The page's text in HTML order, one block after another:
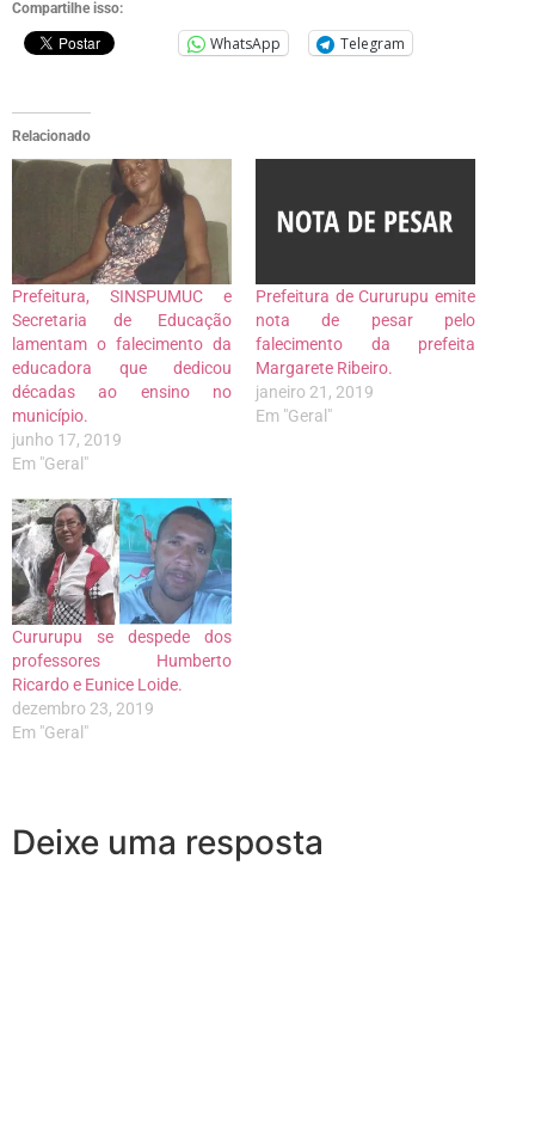
Compartilhe isso:
WhatsApp Telegram
Relacionado
Prefeitura, SINSPUMUC e
Secretaria de Educação
lamentam o falecimento da
educadora que dedicou
décadas ao ensino no
município.
junho 17, 2019
Em "Geral"
Prefeitura de Cururupu emite
nota de pesar pelo
falecimento da prefeita
Margarete Ribeiro.
janeiro 21, 2019
Em "Geral"
Cururupu se despede dos
professores Humberto
Ricardo e Eunice Loide.
dezembro 23, 2019
Em "Geral"
Deixe uma resposta